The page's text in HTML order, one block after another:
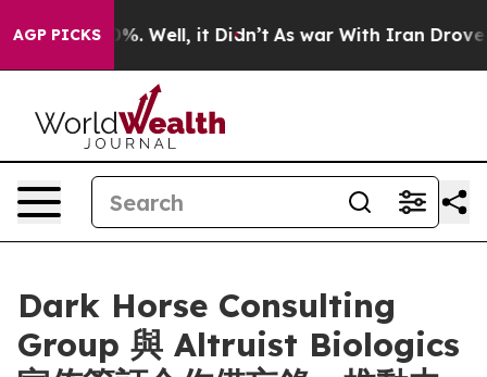
AGP PICKS40%. Well, it Didn’t As war With Iran Drove oil
Dark Horse Consulting
Group 與 Altruist Biologics